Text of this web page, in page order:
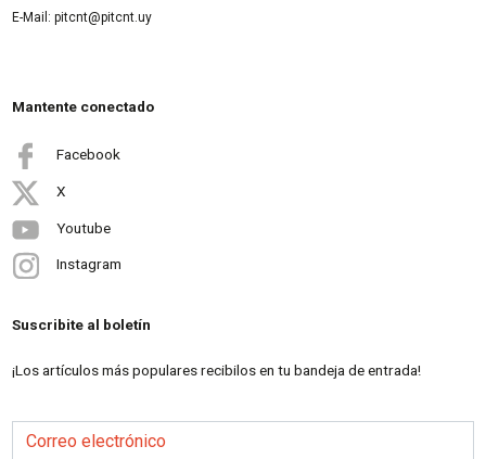
E-Mail: pitcnt@pitcnt.uy
Mantente conectado
Facebook
X
Youtube
Instagram
Suscribite al boletín
¡Los artículos más populares recibilos en tu bandeja de entrada!
Correo electrónico